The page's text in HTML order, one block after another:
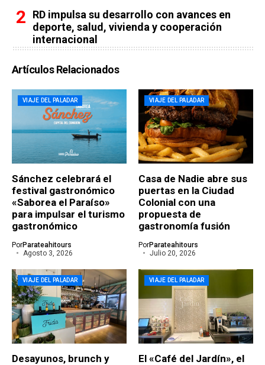
RD impulsa su desarrollo con avances en
deporte, salud, vivienda y cooperación
internacional
Artículos Relacionados
VIAJE DEL PALADAR
Sánchez celebrará el
festival gastronómico
«Saborea el Paraíso»
para impulsar el turismo
gastronómico
PorParateahitours
Agosto 3, 2026
VIAJE DEL PALADAR
Casa de Nadie abre sus
puertas en la Ciudad
Colonial con una
propuesta de
gastronomía fusión
PorParateahitours
Julio 20, 2026
VIAJE DEL PALADAR
Desayunos, brunch y
VIAJE DEL PALADAR
El «Café del Jardín», el